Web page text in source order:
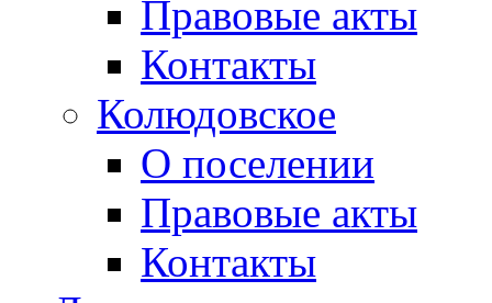
Правовые акты
Контакты
Колюдовское
О поселении
Правовые акты
Контакты